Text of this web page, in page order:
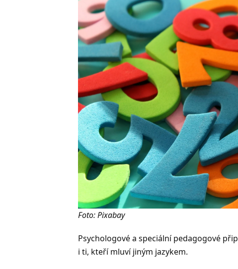
Foto: Pixabay
Psychologové a speciální pedagogové
i ti, kteří mluví jiným jazykem.